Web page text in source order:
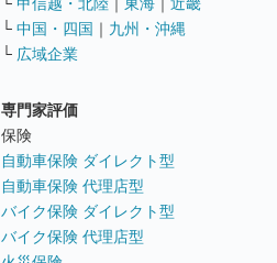
└ 中国・四国 ｜ 九州・沖縄
└ 広域企業
専門家評価
保険
自動車保険 ダイレクト型
自動車保険 代理店型
バイク保険 ダイレクト型
バイク保険 代理店型